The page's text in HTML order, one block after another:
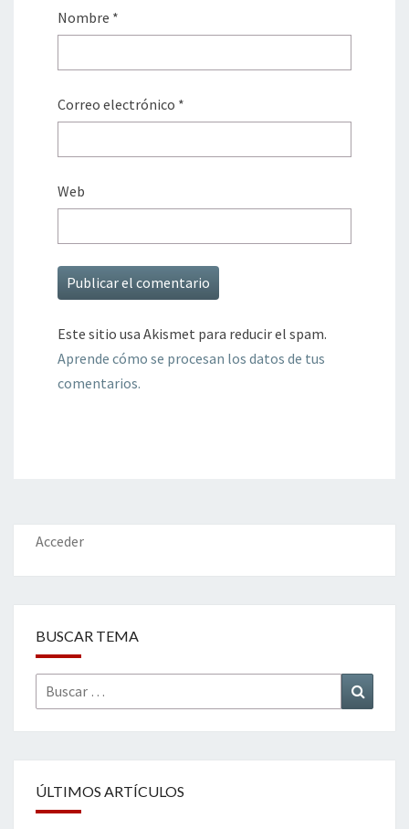
Nombre *
Correo electrónico *
Web
Este sitio usa Akismet para reducir el spam.
Aprende cómo se procesan los datos de tus
comentarios.
Acceder
BUSCAR TEMA
Buscar
por:
ÚLTIMOS ARTÍCULOS